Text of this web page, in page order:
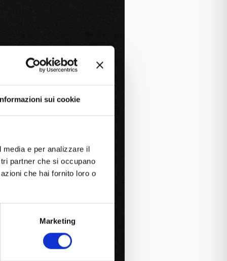
sui cookie
e per analizzare il
partner che si occupano
che hai fornito loro o
Marketing